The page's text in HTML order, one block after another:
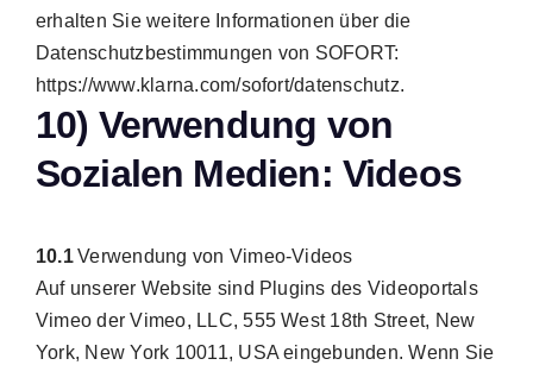
erhalten Sie weitere Informationen über die
Datenschutzbestimmungen von SOFORT:
https://www.klarna.com/sofort/datenschutz.
10) Verwendung von
Sozialen Medien: Videos
10.1Verwendung von Vimeo-Videos
Auf unserer Website sind Plugins des Videoportals
Vimeo der Vimeo, LLC, 555 West 18th Street, New
York, New York 10011, USA eingebunden. Wenn Sie